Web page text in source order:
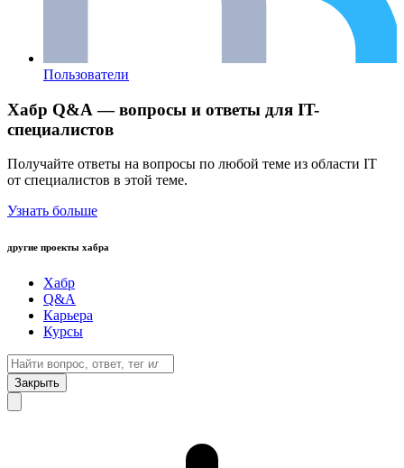
Пользователи
Хабр Q&A — вопросы и ответы для IT-
специалистов
Получайте ответы на вопросы по любой теме из области IT
от специалистов в этой теме.
Узнать больше
другие проекты хабра
Хабр
Q&A
Карьера
Курсы
Закрыть